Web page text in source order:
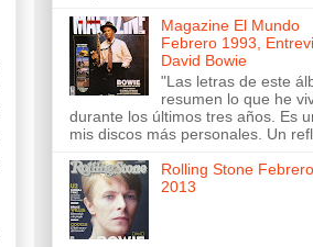
Magazine El Mundo
Febrero 1993,
David Bowie
"Las letras de este
resumen lo que he
durante los últimos tres años. Es
mis discos más personales. Un
Rolling Stone Febrero
2013